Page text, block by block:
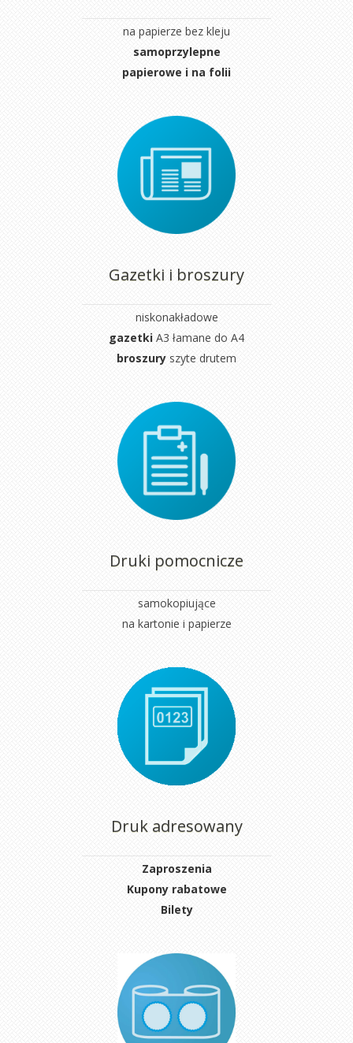
na papierze bez kleju
samoprzylepne
papierowe i na folii
Gazetki i broszury
niskonakładowe
gazetki A3 łamane do A4
broszury szyte drutem
Druki pomocnicze
samokopiujące
na kartonie i papierze
Druk adresowany
Zaproszenia
Kupony rabatowe
Bilety